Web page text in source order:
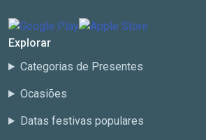
Explorar
Categorias de Presentes
Ocasiões
Datas festivas populares